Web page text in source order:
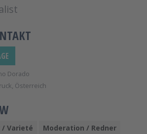
Dorado
Österreich
Varieté
Moderation / Redner